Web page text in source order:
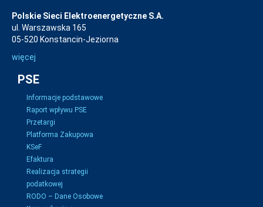
Polskie Sieci Elektroenergetyczne S.A.
ul. Warszawska 165
05-520 Konstancin-Jeziorna
więcej
PSE
Informacje podstawowe
Raport wpływu PSE
Przetargi
Platforma Zakupowa
KSeF
Efaktura
Realizacja strategii
podatkowej
RODO – Dane Osobowe